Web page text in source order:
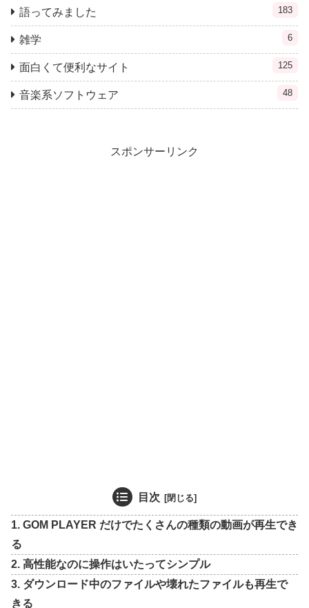
語ってみました 183
雑学 6
面白くて便利なサイト 125
音楽系ソフトウェア 48
スポンサーリンク
目次
1. GOM PLAYER だけでたくさんの種類の動画が再生でき
る
2. 高性能なのに操作はいたってシンプル
3. ダウンロード中のファイルや壊れたファイルも再生で
きる